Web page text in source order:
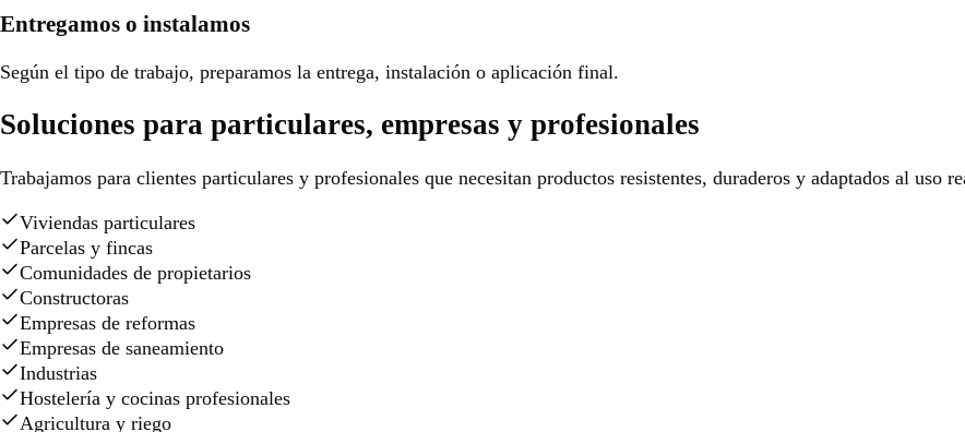
Entregamos o instalamos
Según el tipo de trabajo, preparamos la entrega, instalación o aplicación final.
Soluciones para particulares, empresas y profesionales
Trabajamos para clientes particulares y profesionales que necesitan productos resistentes, duraderos y adaptados al uso
Viviendas particulares
Parcelas y fincas
Comunidades de propietarios
Constructoras
Empresas de reformas
Empresas de saneamiento
Industrias
Hostelería y cocinas profesionales
Agricultura y riego